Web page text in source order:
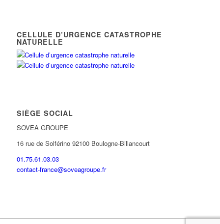
CELLULE D’URGENCE CATASTROPHE
NATURELLE
SIÈGE SOCIAL
SOVEA GROUPE
16 rue de Solférino 92100 Boulogne-Billancourt
01.75.61.03.03
contact-france@soveagroupe.fr